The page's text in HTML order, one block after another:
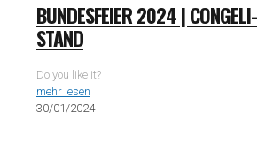
BUNDESFEIER 2024 | CONGELI-
STAND
Do you like it?
mehr lesen
30/01/2024